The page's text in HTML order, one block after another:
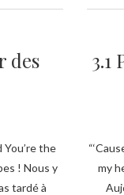
des
You’re the
! Nous y
tardé à
3.1
my